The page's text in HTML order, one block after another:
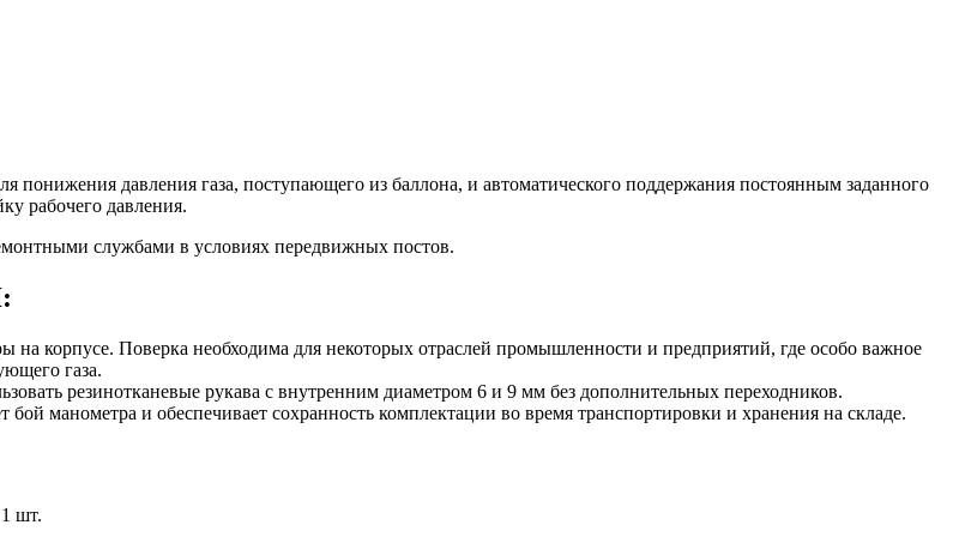
давления газа, поступающего из баллона, и автоматического поддержания постоянным заданного
рабочего давления.
службами в условиях передвижных постов.
корпусе. Поверка необходима для некоторых отраслей промышленности и предприятий, где особо важное
газа.
резинотканевые рукава с внутренним диаметром 6 и 9 мм без дополнительных переходников.
манометра и обеспечивает сохранность комплектации во время транспортировки и хранения на складе.
шт.